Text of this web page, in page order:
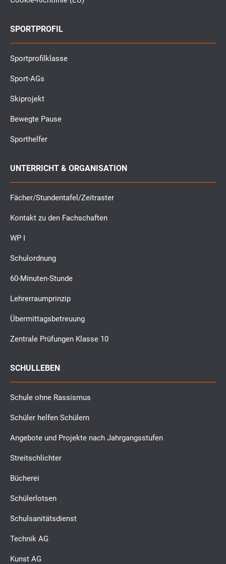
SPORTPROFIL
Sportprofilklasse
Sport-AGs
Skiprojekt
Bewegte Pause
Sporthelfer
UNTERRICHT & ORGANISATION
Fächer/Stundentafel/Zeitraster
Kontakt zu den Fachschaften
WP I
Schulordnung
60-Minuten-Stunde
Lehrerraumprinzip
Übermittagsbetreuung
Zentrale Prüfungen Klasse 10
SCHULLEBEN
Schule ohne Rassismus
Schüler helfen Schülern
Angebote und Projekte nach Jahrgangsstufen
Streitschlichter
Bücherei
Schülerlotsen
Schulsanitätsdienst
Technik AG
Kunst AG